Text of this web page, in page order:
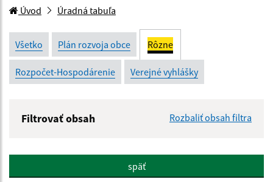
Úvod Úradná tabuľa
Všetko Plán rozvoja obce Rôzne
Rozpočet-Hospodárenie Verejné vyhlášky
Filtrovať obsah Rozbaliť obsah filtra
Popis:
späť